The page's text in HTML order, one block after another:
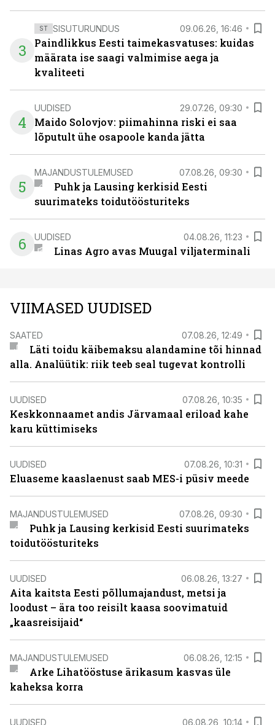
3
ST SISUTURUNDUS 09.06.26, 16:46
Paindlikkus Eesti taimekasvatuses: kuidas
määrata ise saagi valmimise aega ja
kvaliteeti
4
UUDISED 29.07.26, 09:30
Maido Solovjov: piimahinna riski ei saa
lõputult ühe osapoole kanda jätta
5
MAJANDUSTULEMUSED 07.08.26, 09:30
Puhk ja Lausing kerkisid Eesti
suurimateks toidutöösturiteks
6 UUDISED 04.08.26, 11:23
Linas Agro avas Muugal viljaterminali
VIIMASED UUDISED
SAATED 07.08.26, 12:49
Läti toidu käibemaksu alandamine tõi hinnad
alla. Analüütik: riik teeb seal tugevat kontrolli
UUDISED 07.08.26, 10:35
Keskkonnaamet andis Järvamaal eriload kahe
karu küttimiseks
UUDISED 07.08.26, 10:31
Eluaseme kaaslaenust saab MES-i püsiv meede
MAJANDUSTULEMUSED 07.08.26, 09:30
Puhk ja Lausing kerkisid Eesti suurimateks
toidutöösturiteks
UUDISED 06.08.26, 13:27
Aita kaitsta Eesti põllumajandust, metsi ja
loodust – ära too reisilt kaasa soovimatuid
„kaasreisijaid“
MAJANDUSTULEMUSED 06.08.26, 12:15
Arke Lihatööstuse ärikasum kasvas üle
kaheksa korra
UUDISED 06.08.26, 10:14